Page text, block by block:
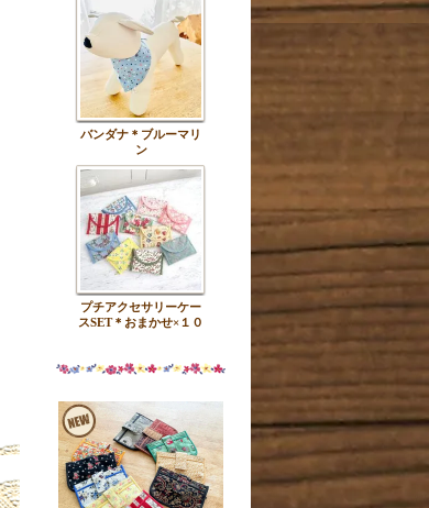
バンダナ＊ブルーマリ
ン
プチアクセサリーケー
スSET＊おまかせ×１０